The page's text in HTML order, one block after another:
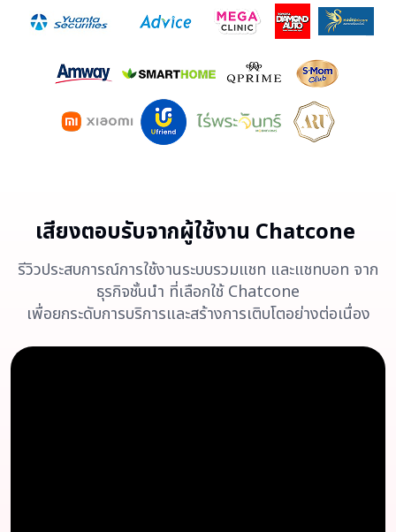
เสียงตอบรับจากผู้ใช้งาน Chatcone
รีวิวประสบการณ์การใช้งานระบบรวมแชท และแชทบอท จาก
ธุรกิจชั้นนำ ที่เลือกใช้ Chatcone
เพื่อยกระดับการบริการและสร้างการเติบโตอย่างต่อเนื่อง